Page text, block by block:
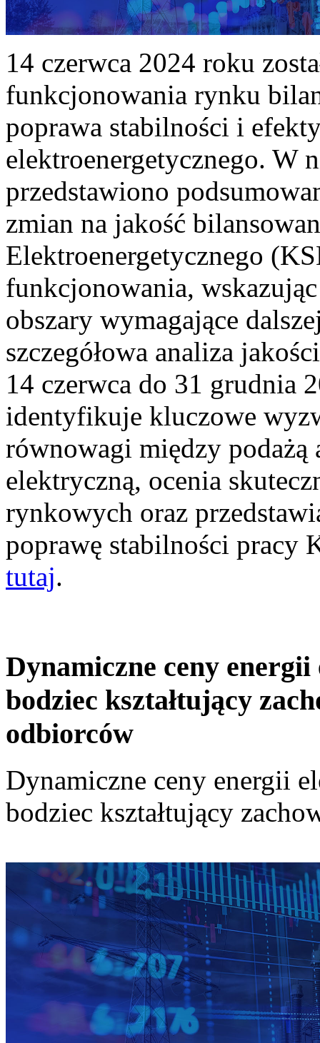
14 czerwca 2024 roku
funkcjonowania rynku
poprawa stabilności i
elektroenergetycznego. W
przedstawiono
zmian na jakość
Elektroenergetycznego
funkcjonowania,
obszary wymagające
szczegółowa analiza
14 czerwca do 31 grudnia
identyfikuje kluczowe
równowagi między podażą
elektryczną, ocenia
rynkowych oraz
poprawę stabilności pracy
tutaj.
Dynamiczne ceny
bodziec kształtujący
odbiorców
Dynamiczne ceny energii
bodziec kształtujący